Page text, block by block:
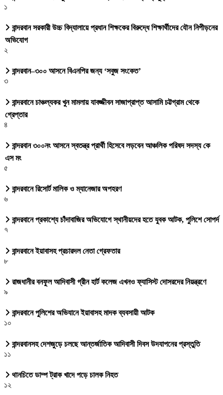
১
বান্দরবান সরকারী উচ্চ বিদ্যালায়ে প্রধান শিক্ষকের বিরুদ্ধে শিক্ষার্থীদের যৌন নিপীড়নের
অভিযোগ
২
বান্দরবান–৩০০ আসনে বিএনপির জন্য ‘সবুজ সংকেত’
৩
বান্দরবানে চাঞ্চল্যকর খুন মামলায় যাবজ্জীবন সাজাপ্রাপ্ত আসামি চট্টগ্রাম থেকে
গ্রেপ্তার
৪
বান্দরবান ৩০০নং আসনে স্বতন্ত্র প্রার্থী হিসেবে লড়বেন আঞ্চলিক পরিষদ সদস্য কে
এস মং
৫
বান্দরবানে রিসোর্ট মালিক ও ম্যানেজার অপহরণ
৬
বান্দরবানে প্রকাশ্যে চাঁদাবাজির অভিযোগে স্থানীয়দের হতে যুবক আটক, পুলিশে সোপর্দ
৭
বান্দরবানে ইয়াবাসহ প্রচারদল নেতা গ্রেফতার
৮
রাজধানীর বনফুল আদিবাসী গ্রীন হার্ট কলেজ এখনও ফ্যাসিস্ট দোসরদের নিয়ন্ত্রণে
৯
বান্দরবানে পুলিশের অভিযানে ইয়াবাসহ মাদক ব্যবসায়ী আটক
১০
বান্দরবানসহ দেশজুড়ে চলছে আন্তর্জাতিক আদিবাসী দিবস উদযাপনের প্রস্তুতি
১১
থানচিতে ডাম্প ট্রাক খাদে পড়ে চালক নিহত
১২